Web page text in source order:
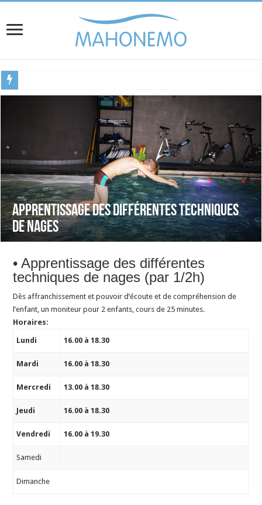
Bienvenue sur Mahonemo, votre centre spécialisé en aquabike, aquafitness et
Apprentissage des différentes techniques
de nages
• Apprentissage des différentes
techniques de nages (par 1/2h)
Dès affranchissement et pouvoir d’écoute et de compréhension de
l’enfant, un moniteur pour 2 enfants, cours de 25 minutes.
Horaires:
Lundi 16.00 à 18.30
Mardi 16.00 à 18.30
Mercredi 13.00 à 18.30
Jeudi 16.00 à 18.30
Vendredi 16.00 à 19.30
Samedi
Dimanche